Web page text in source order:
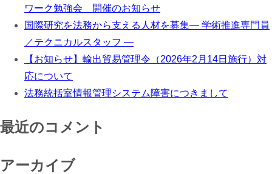
ワーク勉強会 開催のお知らせ
国際研究を法務から支える人材を募集― 学術推進専門員
／テクニカルスタッフ ―
【お知らせ】輸出貿易管理令（2026年2月14日施行）対
応について
法務統括室情報管理システム障害につきまして
最近のコメント
アーカイブ